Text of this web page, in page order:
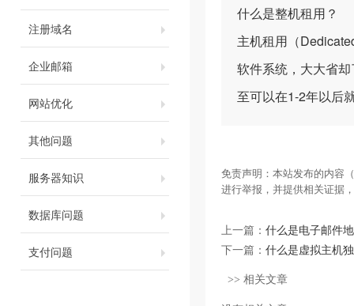
注册域名
企业邮箱
网站优化
其他问题
服务器知识
数据库问题
支付问题
什么是整机租用？
主机租用（
软件系统，大大省
至可以在1-2年以后
免责声明：本站发布的内容
进行举报，并提供相关证据
上一篇： 什么是电子邮件
下一篇： 什么是虚拟主机
>> 相关文章